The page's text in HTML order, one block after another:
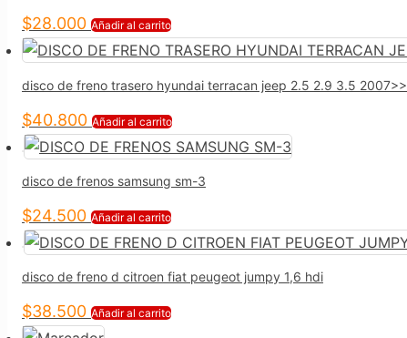
$28.000 Añadir al carrito
disco de freno trasero hyundai terracan jeep 2.5 2.9 3.5 2007>>
$40.800 Añadir al carrito
disco de frenos samsung sm-3
$24.500 Añadir al carrito
disco de freno d citroen fiat peugeot jumpy 1,6 hdi
$38.500 Añadir al carrito